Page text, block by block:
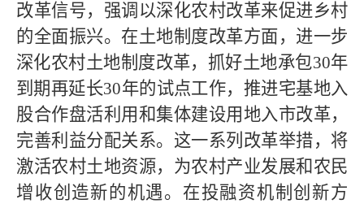
改革信号，强调以深化农村改革来促进乡村
的全面振兴。在土地制度改革方面，进一步
深化农村土地制度改革，抓好土地承包30年
到期再延长30年的试点工作，推进宅基地入
股合作盘活利用和集体建设用地入市改革，
完善利益分配关系。这一系列改革举措，将
激活农村土地资源，为农村产业发展和农民
增收创造新的机遇。在投融资机制创新方